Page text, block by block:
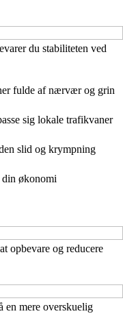
du stabiliteten ved
fulde af nærvær og grin
sig lokale trafikvaner
slid og krympning
din økonomi
opbevare og reducere
en mere overskuelig